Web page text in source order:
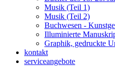
Musik (Teil 1)
Musik (Teil 2)
Buchwesen -
Illuminierte
Graphik, gedruckte
kontakt
serviceangebote